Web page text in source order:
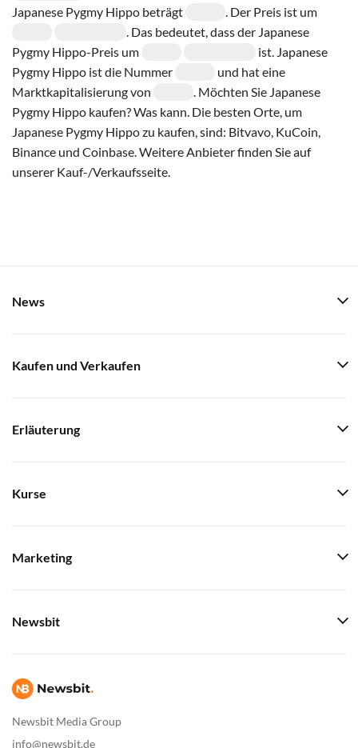
Japanese Pygmy Hippo beträgt
. Der Preis ist um
. Das bedeutet, dass der Japanese
Pygmy Hippo-Preis um
ist. Japanese
Pygmy Hippo ist die Nummer
und hat eine
Marktkapitalisierung von
. Möchten Sie Japanese
Pygmy Hippo kaufen? Was kann. Die besten Orte, um
Japanese Pygmy Hippo zu kaufen, sind: Bitvavo, KuCoin,
Binance und Coinbase. Weitere Anbieter finden Sie auf
unserer Kauf-/Verkaufsseite.
Newsbit Media Group
info@newsbit.de
News
Kaufen und Verkaufen
Erläuterung
Kurse
Marketing
Newsbit